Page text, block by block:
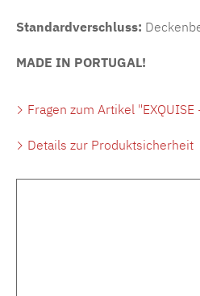
Standardverschluss:
MADE IN PORTUGAL!
Fragen zum Artikel
Details zur Produktsicherheit